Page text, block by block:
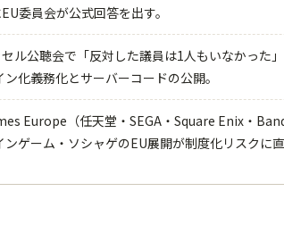
委員会が公式回答を出す。
ル公聴会で「反対した議員は1人もいなかった
化義務化とサーバーコードの公開。
Europe（任天堂・SEGA・Square Enix・
ゲーム・ソシャゲのEU展開が制度化リスクに直